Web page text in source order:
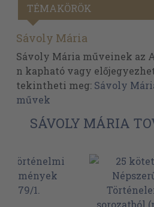
TÉMAKÖRÖK
Sávoly Mária
Sávoly Mária műveinek az
n kapható vagy
tekintheti meg: Sávoly
művek
SÁVOLY MÁRIA